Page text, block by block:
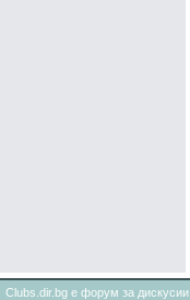
Clubs.dir.bg е форум за